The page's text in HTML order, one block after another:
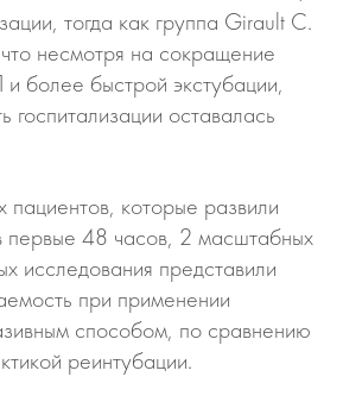
тогда как группа Girault C.
несмотря на сокращение
более быстрой экстубации,
госпитализации оставалась
пациентов, которые развили
первые 48 часов, 2 масштабных
исследования представили
при применении
способом, по сравнению
реинтубации.